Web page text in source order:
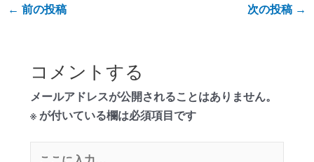
← 前の投稿 次の投稿 →
コメントする
メールアドレスが公開されることはありません。
※が付いている欄は必須項目です